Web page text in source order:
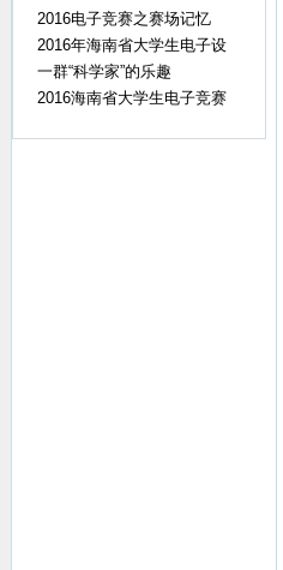
2016电子竞赛之赛场记忆
2016年海南省大学生电子设
一群“科学家”的乐趣
2016海南省大学生电子竞赛